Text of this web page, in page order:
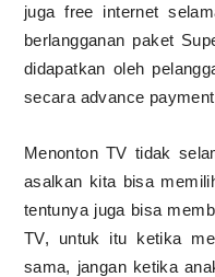
jugafree internet
berlangganan paket
didapatkan oleh
secara advance
Menonton TV tidak
asalkan kita bisa
tentunya juga bisa
TV, untuk itu ketika
sama, jangan ketika